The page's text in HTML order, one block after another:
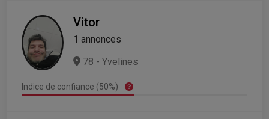
Vitor
1 annonces
78 - Yvelines
Indice de confiance (50%)